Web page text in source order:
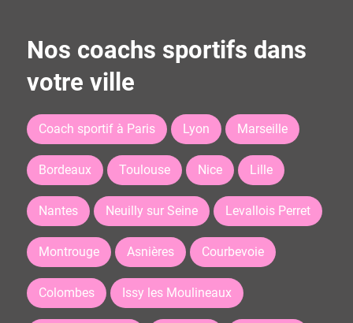
Nos coachs sportifs dans
votre ville
Coach sportif à Paris Lyon Marseille
Bordeaux Toulouse Nice Lille
Nantes Neuilly sur Seine Levallois Perret
Montrouge Asnières Courbevoie
Colombes Issy les Moulineaux